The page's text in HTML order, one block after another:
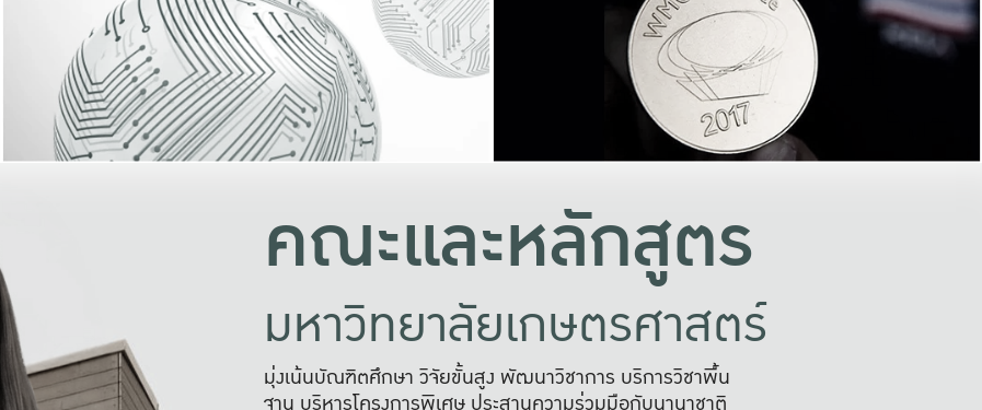
มองปัญหาในภาพกว้าง
แก้ไขจากปัญหาจุดเล็กๆ
เพื่อการทำงานแ
คณะและหลักสูตร
มหาวิทยาลัยเกษตรศาสตร์
มุ่งเน้นบัณฑิตศึกษา วิจัยขั้นสูง พัฒนาวิชาการ บริการวิชาพื้น